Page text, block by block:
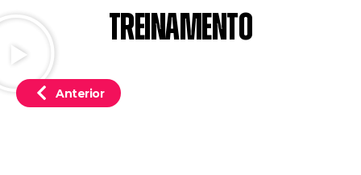
Treinamento
Anterior